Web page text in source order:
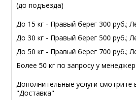
(до подъезда)
До 15 кг - Правый берег 300 руб.;
До 30 кг - Правый берег 500 руб.;
До 50 кг - Правый берег 700 руб.;
Более 50 кг по запросу у
Дополнительные услуги смотрите
"Доставка"